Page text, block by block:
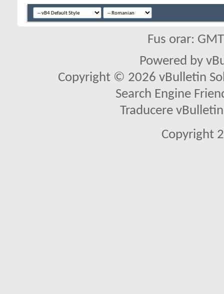
Fus orar:
Powered by
Copyright © 2026 vBulletin
Search Engine
Traducere
Copyright